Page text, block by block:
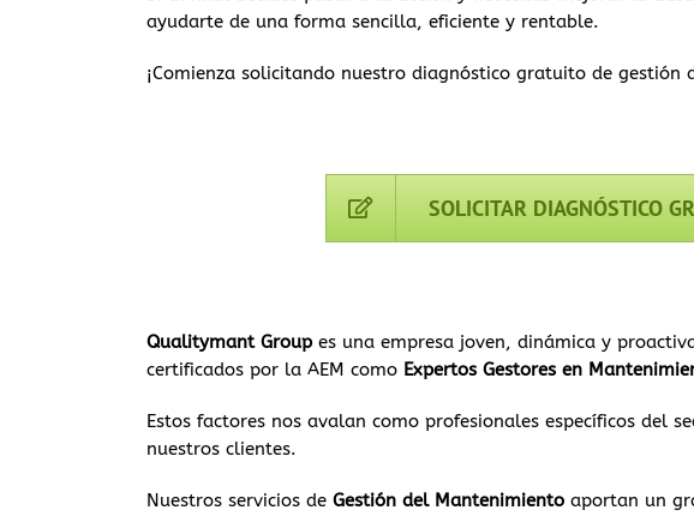
ayudarte de una forma sencilla, eficiente y rentable.
¡Comienza solicitando nuestro diagnóstico gratuito de gestión
SOLICITAR DIAGNÓSTICO
Qualitymant Groupes una empresa joven, dinámica y
certificados por la AEM como Expertos Gestores en
Estos factores nos avalan como profesionales específicos del
nuestros clientes.
Nuestros servicios de Gestión del Mantenimiento aportan un